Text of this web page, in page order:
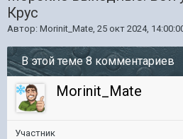
Крус
Автор: Morinit_Mate, 25 окт 2024,
В этой теме 8 комментариев
Morinit_Mate
Участник